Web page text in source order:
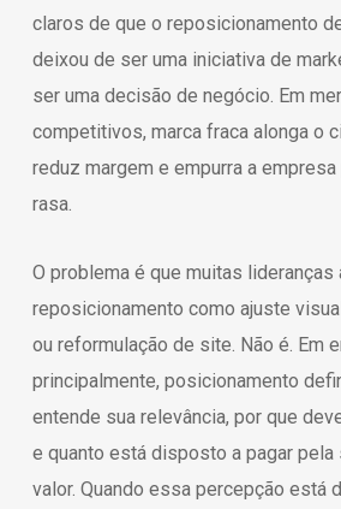
claros de que o reposicionamento
deixou de ser uma iniciativa de
ser uma decisão de negócio. Em
competitivos, marca fraca alonga o
reduz margem e empurra a empresa
rasa.
O problema é que muitas lideranças
reposicionamento como ajuste
ou reformulação de site. Não é. Em
principalmente, posicionamento
entende sua relevância, por que
e quanto está disposto a pagar pela
valor. Quando essa percepção está